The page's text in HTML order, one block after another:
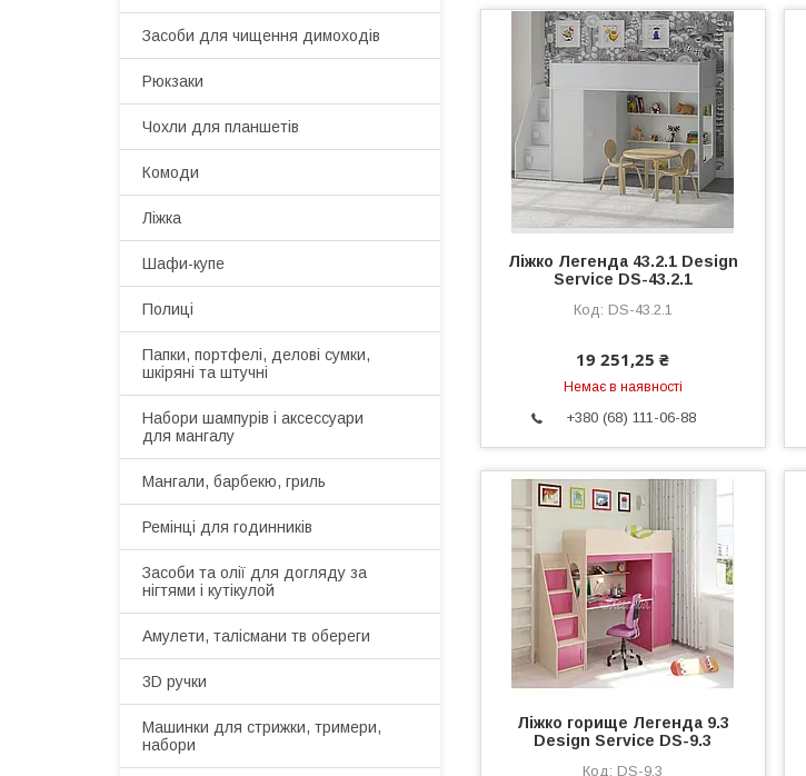
Ліжко Легенда 43.2.1 Design
Service DS-43.2.1
DS-43.2.1
19 251,25 ₴
Немає в наявності
+380 (68) 111-06-88
Ліжко горище Легенда 9.3
Design Service DS-9.3
DS-9.3
Засоби для чищення димоходів
Рюкзаки
Чохли для планшетів
Комоди
Ліжка
Шафи-купе
Полиці
Папки, портфелі, делові сумки,
шкіряні та штучні
Набори шампурів і аксессуари
для мангалу
Мангали, барбекю, гриль
Ремінці для годинників
Засоби та олії для догляду за
нігтями і кутікулой
Амулети, талісмани тв обереги
3D ручки
Машинки для стрижки, тримери,
набори